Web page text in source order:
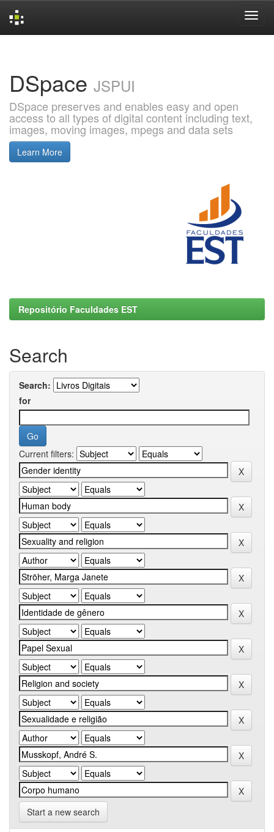
DSpace JSPUI
DSpace preserves and enables easy and open
access to all types of digital content including text,
images, moving images, mpegs and data sets
Learn More
Repositório Faculdades EST
Search
Search:
for
Current filters:
Start a new search